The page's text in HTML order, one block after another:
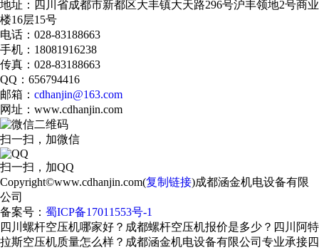
地址：四川省成都市新都区大丰镇大天路296号沪丰领地2号商业
楼16层15号
电话：028-83188663
手机：18081916238
传真：028-83188663
QQ：656794416
邮箱： cdhanjin@163.com
网址：www.cdhanjin.com
扫一扫，加微信
扫一扫，加QQ
Copyright©www.cdhanjin.com(复制链接)成都涵金机电设备有限
公司
备案号： 蜀ICP备17011553号-1
四川螺杆空压机哪家好？成都螺杆空压机报价是多少？四川阿特
拉斯空压机质量怎么样？成都涵金机电设备有限公司专业承接四